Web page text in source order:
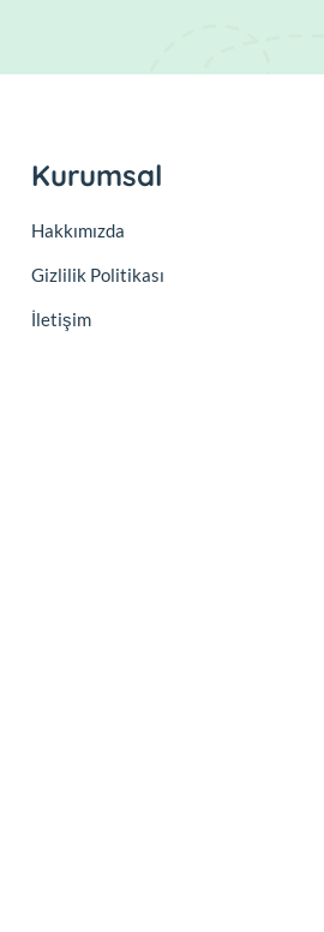
Kurumsal
Hakkımızda
Gizlilik Politikası
İletişim